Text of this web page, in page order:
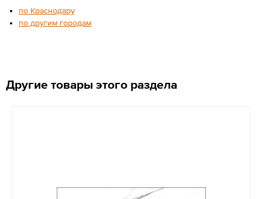
по Краснодару
по другим городам
Другие товары этого раздела